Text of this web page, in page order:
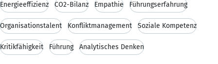
Energieeffizienz CO2-Bilanz Empathie Führungserfahrung
Organisationstalent Konfliktmanagement Soziale Kompetenz
Kritikfähigkeit Führung Analytisches Denken